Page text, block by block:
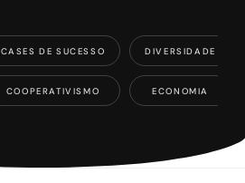
CASES DE SUCESSO
COOPERATIVISMO
DIVERSIDADE
ECONOMIA